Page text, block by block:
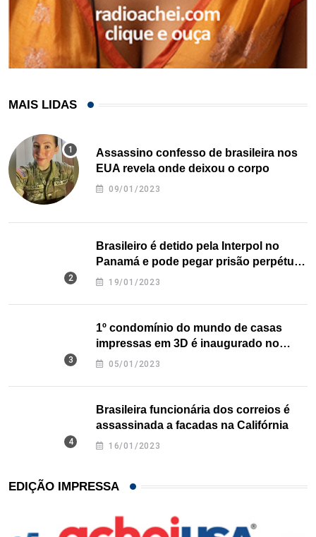
MAIS LIDAS
Assassino confesso de brasileira nos
EUA revela onde deixou o corpo
09/01/2023
Brasileiro é detido pela Interpol no
Panamá e pode pegar prisão perpétua
nos EUA
19/01/2023
1º condomínio do mundo de casas
impressas em 3D é inaugurado no
Texas
05/01/2023
Brasileira funcionária dos correios é
assassinada a facadas na Califórnia
16/01/2023
EDIÇÃO IMPRESSA